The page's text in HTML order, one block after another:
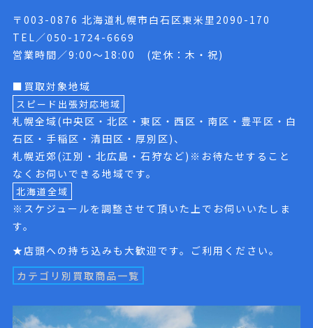
〒003-0876 北海道札幌市白石区東米里2090-170
TEL／050-1724-6669
営業時間／9:00〜18:00 (定休：木・祝)
■買取対象地域
スピード出張対応地域
札幌全域(中央区・北区・東区・西区・南区・豊平区・白
石区・手稲区・清田区・厚別区)、
札幌近郊(江別・北広島・石狩など)※お待たせすること
なくお伺いできる地域です。
北海道全域
※スケジュールを調整させて頂いた上でお伺いいたしま
す。
★店頭への持ち込みも大歓迎です。ご利用ください。
カテゴリ別買取商品一覧